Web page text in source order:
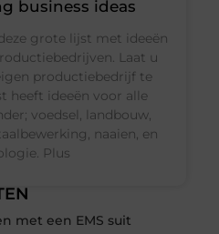
met een EMS suit
business ideas
grote lijst met ideeën
Laat u
productiebedrijf te
heeft ideeën voor alle
voedsel, landbouw,
naaien, en
Plus